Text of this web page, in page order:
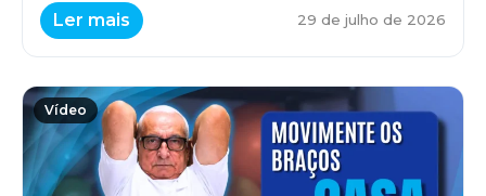
Ler mais 29 de julho de 2026
Vídeo